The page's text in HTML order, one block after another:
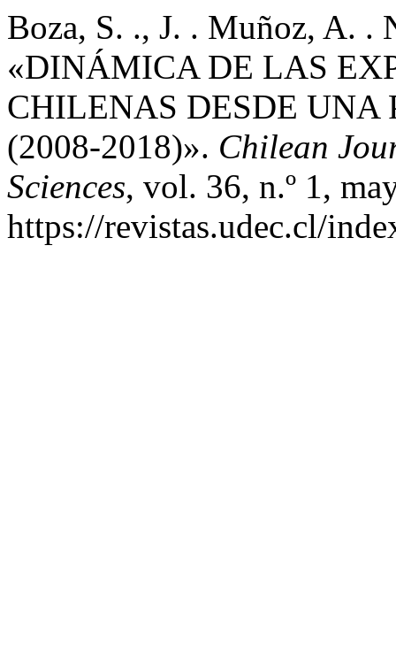
Boza, S. ., J. . Muñoz, A. .
«DINÁMICA DE LAS
CHILENAS DESDE UNA
(2008-2018)». Chilean
Sciences, vol. 36, n.º 1,
https://revistas.udec.cl/